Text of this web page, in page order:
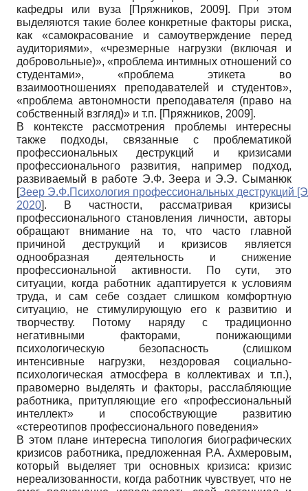
кафедры или вуза
[Пряжников, 2009]. При этом
выделяются такие более конкретные факторы риска,
как «самокрасование и самоутверждение перед
аудиториями», «чрезмерные нагрузки (включая и
добровольные)», «проблема интимных отношений со
студентами», «проблема этикета во
взаимоотношениях преподавателей и студентов»,
«проблема автономности преподавателя (право на
собственный взгляд)» и т.п. [Пряжников, 2009].
В контексте рассмотрения проблемы интересны
также подходы, связанные с проблематикой
профессиональных деструкций и кризисами
профессионального развития, например подход,
развиваемый в работе Э.Ф. Зеера и Э.Э. Сыманюк
[Зеер Э.Ф.Психология профессиональных деструкций
2020]. В частности, рассматривая кризисы
профессионального становления личности, авторы
обращают внимание на то, что часто главной
причиной деструкций и кризисов является
однообразная деятельность и снижение
профессиональной активности. По сути, это
ситуации, когда работник адаптируется к условиям
труда, и сам себе создает слишком комфортную
ситуацию, не стимулирующую его к развитию и
творчеству. Потому наряду с традиционно
негативными факторами, понижающими
психологическую безопасность (слишком
интенсивные нагрузки, нездоровая социально-
психологическая атмосфера в коллективах и т.п.),
правомерно выделять и факторы, расслабляющие
работника, притупляющие его «профессиональный
интеллект» и способствующие развитию
«стереотипов профессионального поведения»
В этом плане интересна типология биографических
кризисов работника, предложенная Р.А. Ахмеровым,
который выделяет три основных кризиса: кризис
нереализованности, когда работник чувствует, что не